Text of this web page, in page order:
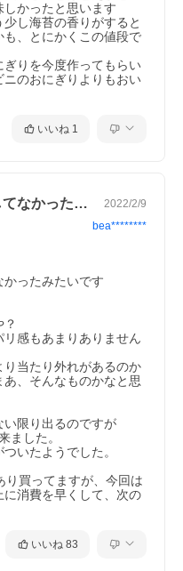
かったと思います
し海苔の香りがすると
、とにかくこの値段で
りを今度作ってもらい
のおにぎりよりもおい
いいね 1
レビュー書いて、投稿を押してなかったみ… 2022/2/9
bea********
かったみたいです
感もあまりありません
当たり外れがあるのか
、そんなものかなと思
限り出るのですが
ました。
いたようでした。
り買ってますが、今回は
消費を早くして、次の
いいね 83